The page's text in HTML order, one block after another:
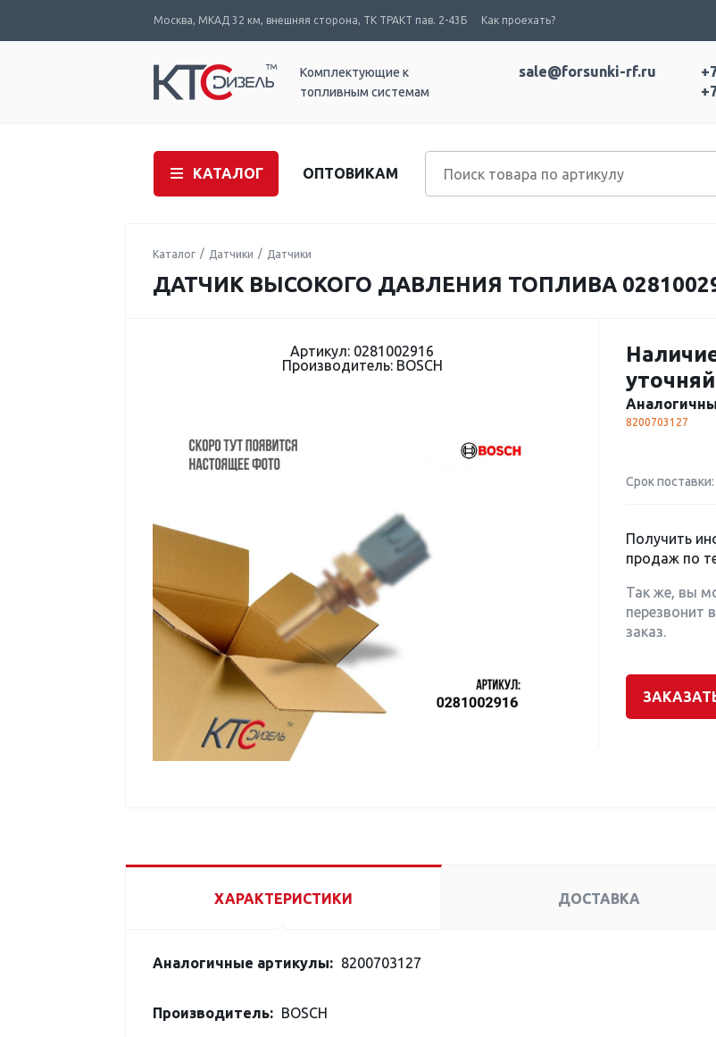
Москва, МКАД 32 км, внешняя сторона, ТК ТРАКТ пав. 2-43Б Как проехать?
Комплектующие к
топливным системам
sale@forsunki-rf.ru
КАТАЛОГ ОПТОВИКАМ
Каталог Датчики Датчики
ДАТЧИК ВЫСОКОГО ДАВЛЕНИЯ ТОПЛИВА
Артикул: 0281002916
Производитель: BOSCH
8200703127
Срок
Получить
продаж по
Так же, вы
перезвонит
заказ.
ХАРАКТЕРИСТИКИ ДОСТАВКА
Аналогичные артикулы: 8200703127
Производитель: BOSCH